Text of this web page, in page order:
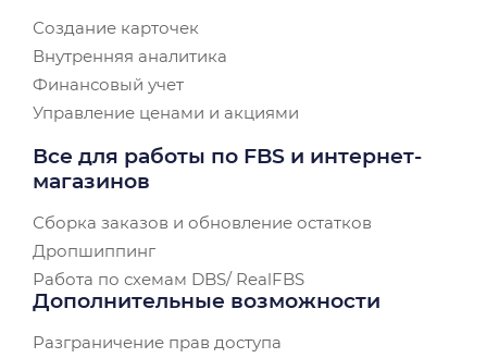
Создание карточек
Внутренняя аналитика
Финансовый учет
Управление ценами и акциями
Все для работы по FBS и интернет-
магазинов
Сборка заказов и обновление остатков
Дропшиппинг
Работа по схемам DBS/ RealFBS
Дополнительные возможности
Разграничение прав доступа